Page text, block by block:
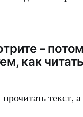
–
как
текст,